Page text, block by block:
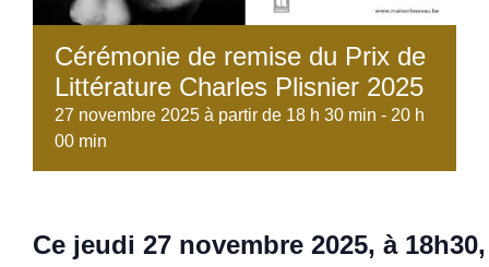
Cérémonie de remise du Prix de
Littérature Charles Plisnier 2025
27 novembre 2025 à partir de 18 h 30 min - 20 h
00 min
Ce jeudi 27 novembre 2025, à